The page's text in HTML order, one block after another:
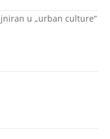
u „urban culture“